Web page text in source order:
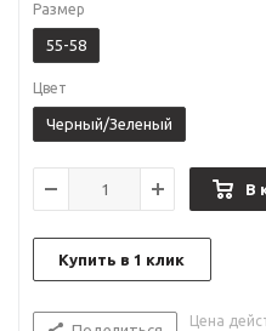
Размер
55-58
Цвет
Черный/Зеленый
В
Купить в 1 клик
Цена